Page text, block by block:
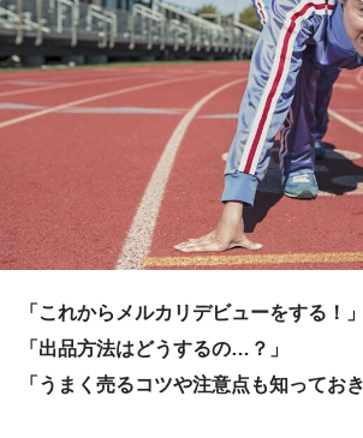
「これからメルカリデビューをする！」
「出品方法はどうするの…？」
「うまく売るコツや注意点も知ってお